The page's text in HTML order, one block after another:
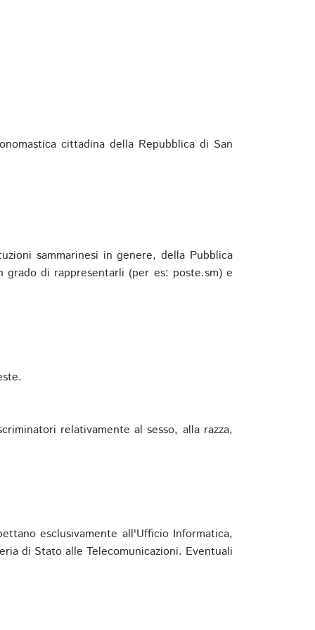
cittadina della Repubblica di San
sammarinesi in genere, della Pubblica
di rappresentarli (per es: poste.sm) e
relativamente al sesso, alla razza,
esclusivamente all'Ufficio Informatica,
di Stato alle Telecomunicazioni. Eventuali